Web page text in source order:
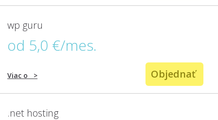
wp guru
od 5,0 €/mes.
Objednať
Viac o >
.net hosting